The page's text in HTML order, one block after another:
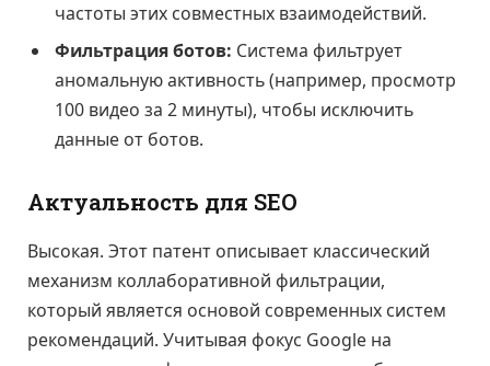
частоты этих совместных взаимодействий.
Фильтрация ботов: Система фильтрует
аномальную активность (например, просмотр
100 видео за 2 минуты), чтобы исключить
данные от ботов.
Актуальность для SEO
Высокая. Этот патент описывает классический
механизм коллаборативной фильтрации,
который является основой современных систем
рекомендаций. Учитывая фокус Google на